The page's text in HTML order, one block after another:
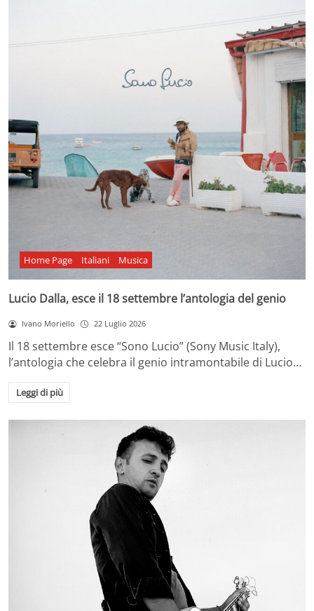
Home Page Italiani Musica
Lucio Dalla, esce il 18 settembre l’antologia del genio
Ivano Moriello 22 Luglio 2026
Il 18 settembre esce “Sono Lucio” (Sony Music Italy),
l’antologia che celebra il genio intramontabile di Lucio…
Leggi di più